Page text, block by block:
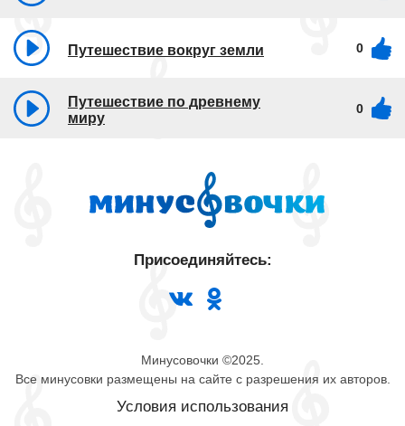
Путешествие вокруг земли 0
Путешествие по древнему
миру
0
Минусовочки ©2025.
Все минусовки размещены на сайте с разрешения их авторов.
Условия использования
Присоединяйтесь: